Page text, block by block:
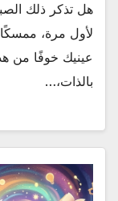
هل تذكر ذلك
لأول مرة،
عينيك خوفًا من
بالذات،…